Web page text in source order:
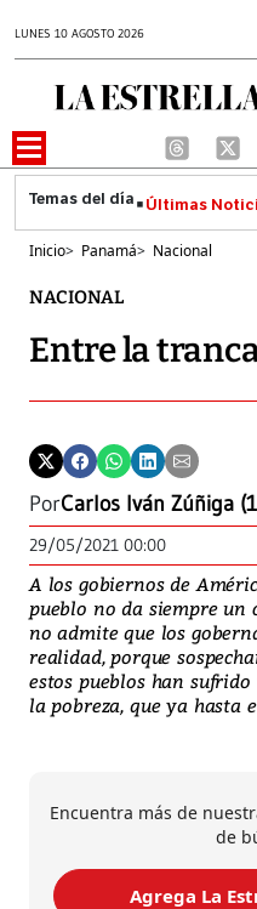
LUNES 10 AGOSTO 2026
Últimas
Inicio> Panamá> Nacional
NACIONAL
Entre la
PorCarlos Iván Zúñiga
29/05/2021 00:00
A los gobiernos de
pueblo no da siempre un
no admite que los
realidad, porque
estos pueblos han
la pobreza, que ya hasta
Encuentra más de
de
Agrega La